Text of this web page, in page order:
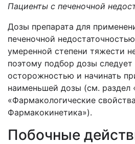
Пациенты с печеночной
Дозы препарата для
печеночной
умеренной степени тяжести
поэтому подбор дозы следует
осторожностью и начинать
наименьшей дозы (см. раздел
«Фармакологические
Фармакокинетика»).
Побочные